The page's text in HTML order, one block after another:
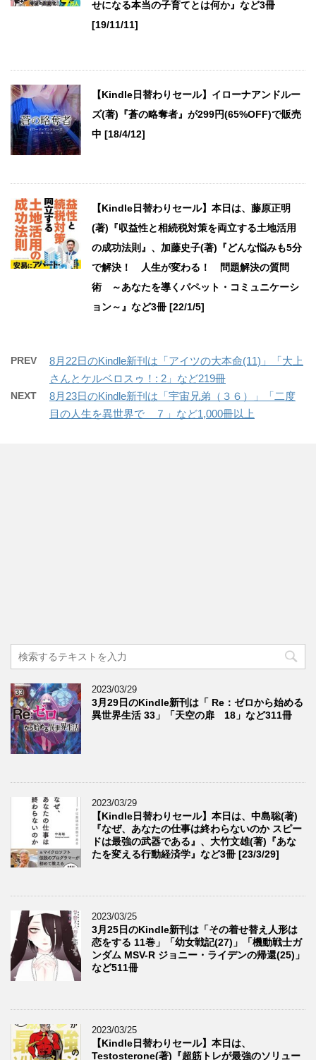
せになる本当の子育てとは何か』など3冊
[19/11/11]
【Kindle日替わりセール】イローナアンドルー
ズ(著)『蒼の略奪者』が299円(65%OFF)で販売
中 [18/4/12]
【Kindle日替わりセール】本日は、藤原正明
(著)『収益性と相続税対策を両立する土地活用
の成功法則』、加藤史子(著)『どんな悩みも5分
で解決！ 人生が変わる！ 問題解決の質問
術 ～あなたを導くパペット・コミュニケーシ
ョン～』など3冊 [22/1/5]
PREV
8月22日のKindle新刊は「アイツの大本命(11)」「大上
さんとケルベロスゥ！: 2」など219冊
NEXT
8月23日のKindle新刊は「宇宙兄弟（３６）」「二度
目の人生を異世界で ７」など1,000冊以上
2023/03/29
3月29日のKindle新刊は「 Re：ゼロから始める
異世界生活 33」「天空の扉 18」など311冊
2023/03/29
【Kindle日替わりセール】本日は、中島聡(著)
『なぜ、あなたの仕事は終わらないのか スピー
ドは最強の武器である』、大竹文雄(著)『あな
たを変える行動経済学』など3冊 [23/3/29]
2023/03/25
3月25日のKindle新刊は「その着せ替え人形は
恋をする 11巻」「幼女戦記(27)」「機動戦士ガ
ンダム MSV-R ジョニー・ライデンの帰還(25)」
など511冊
2023/03/25
【Kindle日替わりセール】本日は、
Testosterone(著)『超筋トレが最強のソリュー